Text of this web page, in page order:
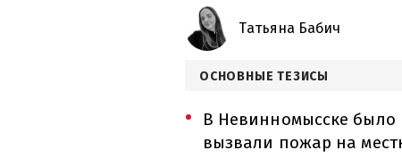
Татьяна Бабич
ОСНОВНЫЕ ТЕЗИСЫ
В Невинномысске было
вызвали пожар на